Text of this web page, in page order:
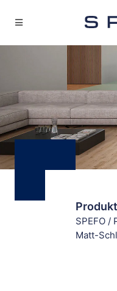
SPEFO /
Matt-